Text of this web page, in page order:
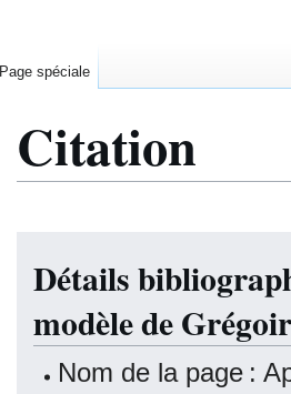
Citation
navigation
recherche
Détails
modèle de
Nom de la page :
Page spéciale